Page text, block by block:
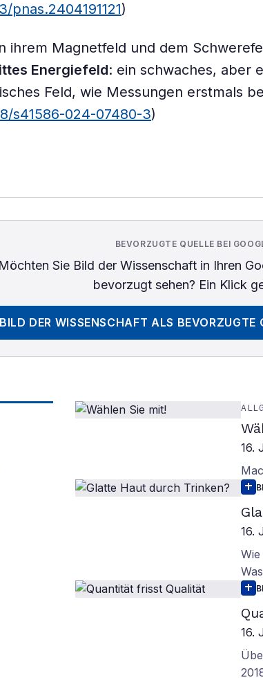
pnas.2404191121)
ihrem Magnetfeld und dem
Energiefeld: ein schwaches, aber
Feld, wie Messungen erstmals
s41586-024-07480-3)
BEVORZUGTE QUELLE BEI
Möchten Sie Bild der Wissenschaftin Ihren
bevorzugt sehen? Ein Klick
BILD DER WISSENSCHAFT ALS BEVORZUGTE
16.
16.
16.